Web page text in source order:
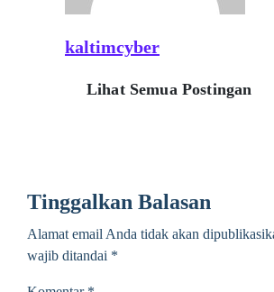
kaltimcyber
Lihat Semua Postingan
Tinggalkan Balasan
Alamat email Anda tidak akan
wajib ditandai *